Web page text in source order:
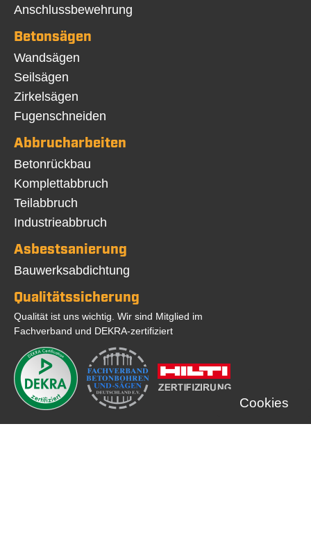
Anschlussbewehrung
Betonsägen
Navigation
überspringen
Wandsägen
Seilsägen
Zirkelsägen
Fugenschneiden
Abbrucharbeiten
Navigation
überspringen
Betonrückbau
Komplettabbruch
Teilabbruch
Industrieabbruch
Asbestsanierung
Navigation
überspringen
Bauwerksabdichtung
Qualitätssicherung
Qualität ist uns wichtig. Wir sind Mitglied im
Fachverband und DEKRA-zertifiziert
Cookies